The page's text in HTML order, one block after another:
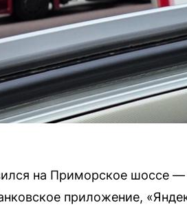
на Приморское шоссе —
приложение,